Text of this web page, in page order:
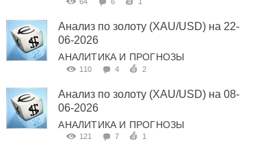
Анализ по золоту (XAU/USD) на 22-
06-2026
АНАЛИТИКА И ПРОГНОЗЫ
110 4 2
Анализ по золоту (XAU/USD) на 08-
06-2026
АНАЛИТИКА И ПРОГНОЗЫ
121 7 1